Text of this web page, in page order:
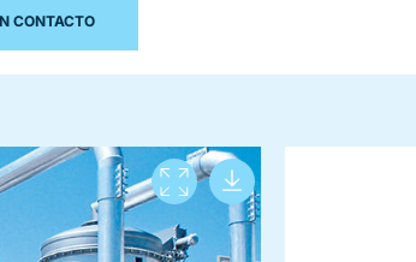
CONTACTO
View full screen